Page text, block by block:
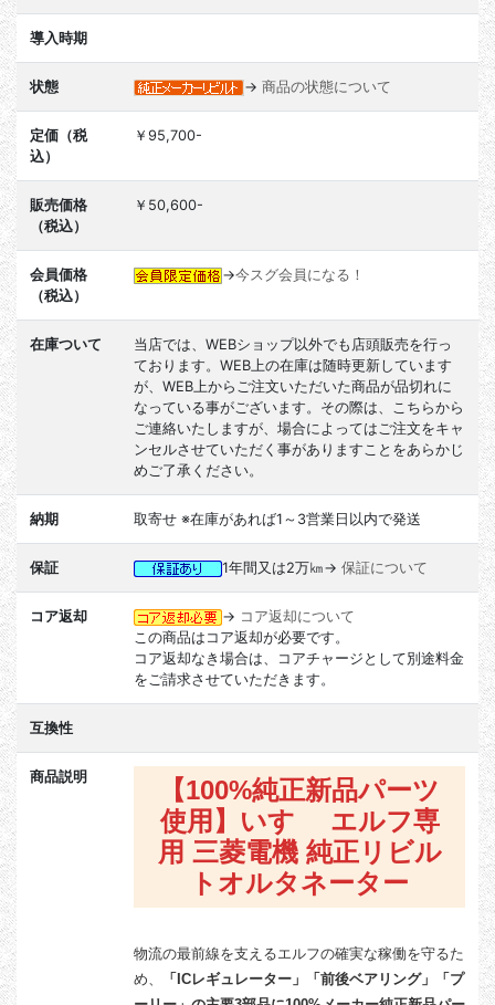
導入時期
状態 → 商品の状態について
定価（税
込）
￥95,700-
販売価格
（税込）
￥50,600-
会員価格
（税込）
→今スグ会員になる！
在庫ついて
当店では、WEBショップ以外でも店頭販売を行っ
ております。WEB上の在庫は随時更新しています
が、WEB上からご注文いただいた商品が品切れに
なっている事がございます。その際は、こちらから
ご連絡いたしますが、場合によってはご注文をキャ
ンセルさせていただく事がありますことをあらかじ
めご了承ください。
納期 取寄せ ※在庫があれば1～3営業日以内で発送
保証 1年間又は2万㎞→ 保証について
コア返却 → コア返却について
この商品はコア返却が必要です。
コア返却なき場合は、コアチャージとして別途料金
をご請求させていただきます。
互換性
商品説明
【100%純正新品パーツ
使用】いすゞ エルフ専
用 三菱電機 純正リビル
トオルタネーター
物流の最前線を支えるエルフの確実な稼働を守るた
め、
「ICレギュレーター」「前後ベアリング」「プ